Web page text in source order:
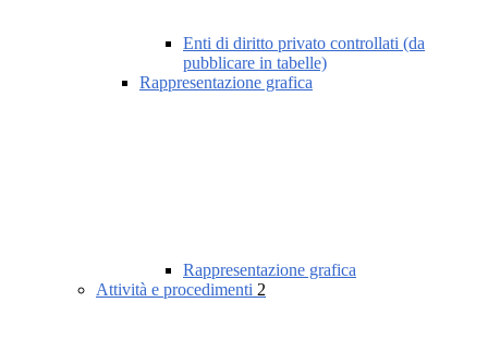
Enti di diritto privato controllati (da
pubblicare in tabelle)
Rappresentazione grafica
Rappresentazione grafica
Attività e procedimenti 2